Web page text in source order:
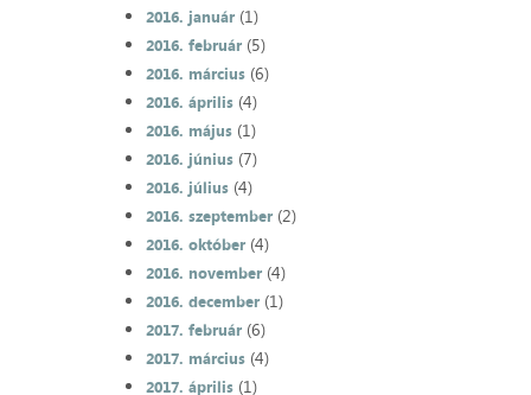
2016. január(1)
2016. február(5)
2016. március(6)
2016. április(4)
2016. május(1)
2016. június(7)
2016. július(4)
2016. szeptember(2)
2016. október(4)
2016. november(4)
2016. december(1)
2017. február(6)
2017. március(4)
2017. április(1)